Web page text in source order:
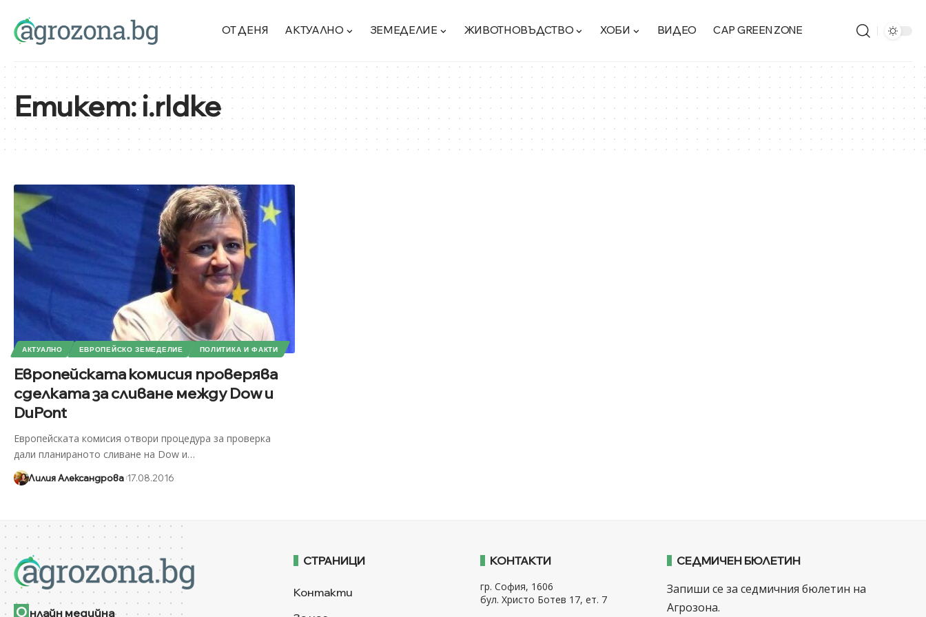
ОТ ДЕНЯ АКТУАЛНО ЗЕМЕДЕЛИЕ ЖИВОТНОВЪДСТВО ХОБИ ВИДЕО CAP GREEN ZONE
Етикет:i.rldke
АКТУАЛНО ЕВРОПЕЙСКО ЗЕМЕДЕЛИЕ ПОЛИТИКА И ФАКТИ
Европейската комисия проверява
сделката за сливане между Dow и
DuPont
Европейската комисия отвори процедура за проверка
дали планираното сливане на Dow и…
Лилия Александрова 17.08.2016
О нлайн медийна
СТРАНИЦИ
Контакти
КОНТАКТИ
гр. София, 1606
бул. Христо Ботев 17, ет. 7
СЕДМИЧЕН БЮЛЕТИН
Запиши се за седмичния бюлетин на
Агрозона.